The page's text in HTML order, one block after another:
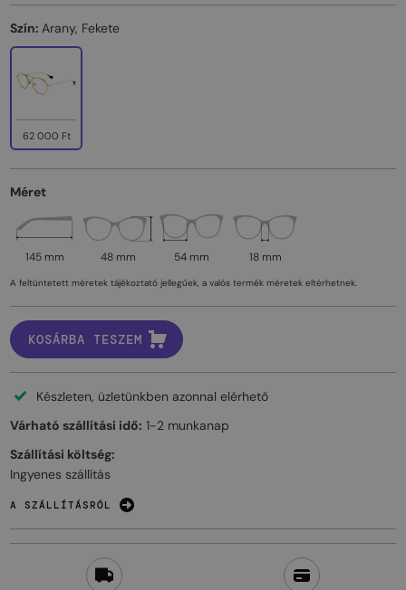
Szín: Arany, Fekete
62 000 Ft
Méret
145 mm 48 mm 54 mm 18 mm
A feltüntetett méretek tájékoztató jellegűek, a valós termék méretek eltérhetnek.
KOSÁRBA TESZEM
Készleten, üzletünkben azonnal elérhető
Várható szállítási idő: 1-2 munkanap
Szállítási költség:
Ingyenes szállítás
A SZÁLLÍTÁSRÓL